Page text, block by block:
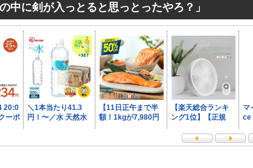
中に剣が入っとると思っとったやろ？」